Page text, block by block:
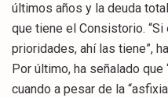
últimos años y la deuda
que tiene el Consistorio.
prioridades, ahí las tiene”,
Por último, ha señalado
cuando a pesar de la